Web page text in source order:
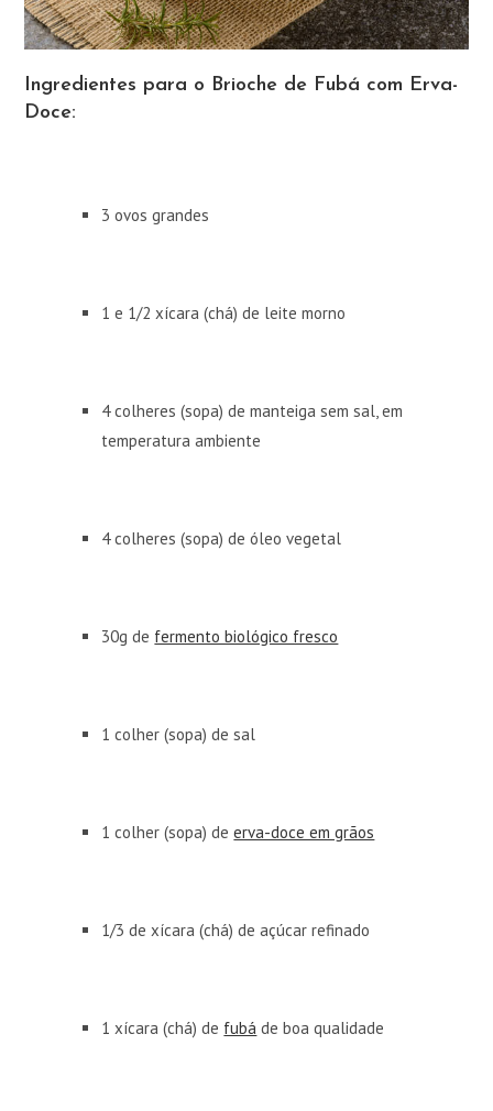
Ingredientes para o Brioche de Fubá com Erva-
Doce:
3 ovos grandes
1 e 1/2 xícara (chá) de leite morno
4 colheres (sopa) de manteiga sem sal, em
temperatura ambiente
4 colheres (sopa) de óleo vegetal
30g de fermento biológico fresco
1 colher (sopa) de sal
1 colher (sopa) deerva-doce em grãos
1/3 de xícara (chá) de açúcar refinado
1 xícara (chá) de fubá de boa qualidade